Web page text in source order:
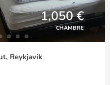
1,050 €
CHAMBRE
Reykjavik